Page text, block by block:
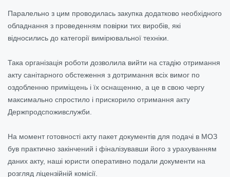
Паралельно з цим проводилась закупка додатково необхідного
обладнання з проведенням повірки тих виробів, які
відносились до категорії вимірювальної техніки.
Така організація роботи дозволила вийти на стадію отримання
акту санітарного обстеження з дотримання всіх вимог по
оздобленню приміщень і їх оснащенню, а це в свою чергу
максимально спростило і прискорило отримання акту
Держпродспоживслужби.
На момент готовності акту пакет документів для подачі в МОЗ
був практично закінчений і фіналізувавши його з урахуванням
даних акту, наші юристи оперативно подали документи на
розгляд ліцензійній комісії.